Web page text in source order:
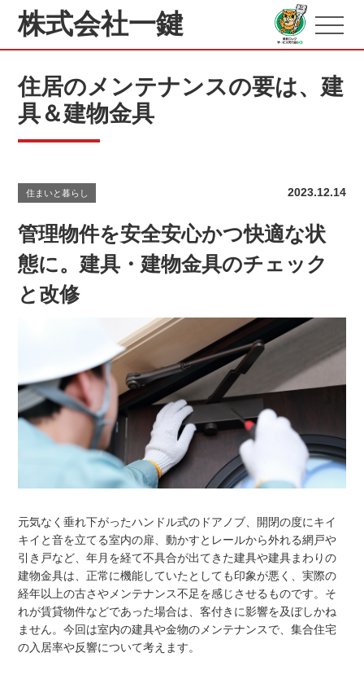
株式会社一鍵
住居のメンテナンスの要は、建
具＆建物金具
住まいと暮らし 2023.12.14
管理物件を安全安心かつ快適な状
態に。建具・建物金具のチェック
と改修
元気なく垂れ下がったハンドル式のドアノブ、開閉の度にキイ
キイと音を立てる室内の扉、動かすとレールから外れる網戸や
引き戸など、年月を経て不具合が出てきた建具や建具まわりの
建物金具は、正常に機能していたとしても印象が悪く、実際の
経年以上の古さやメンテナンス不足を感じさせるものです。そ
れが賃貸物件などであった場合は、客付きに影響を及ぼしかね
ません。今回は室内の建具や金物のメンテナンスで、集合住宅
の入居率や反響について考えます。